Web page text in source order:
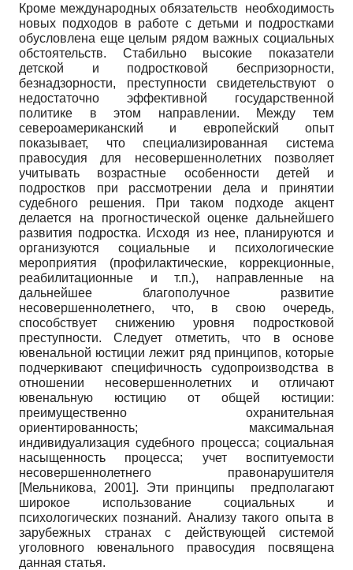
Кроме международных обязательств необходимость
новых подходов в работе с детьми и подростками
обусловлена еще целым рядом важных социальных
обстоятельств. Стабильно высокие показатели
детской и подростковой беспризорности,
безнадзорности, преступности свидетельствуют о
недостаточно эффективной государственной
политике в этом направлении. Между тем
североамериканский и европейский опыт
показывает, что специализированная система
правосудия для несовершеннолетних позволяет
учитывать возрастные особенности детей и
подростков при рассмотрении дела и принятии
судебного решения. При таком подходе акцент
делается на прогностической оценке дальнейшего
развития подростка. Исходя из нее, планируются и
организуются социальные и психологические
мероприятия (профилактические, коррекционные,
реабилитационные и т.п.), направленные на
дальнейшее благополучное развитие
несовершеннолетнего, что, в свою очередь,
способствует снижению уровня подростковой
преступности. Следует отметить, что в основе
ювенальной юстиции лежит ряд принципов, которые
подчеркивают специфичность судопроизводства в
отношении несовершеннолетних и отличают
ювенальную юстицию от общей юстиции:
преимущественно охранительная
ориентированность; максимальная
индивидуализация судебного процесса; социальная
насыщенность процесса; учет воспитуемости
несовершеннолетнего правонарушителя
[Мельникова, 2001]. Эти принципы предполагают
широкое использование социальных и
психологических познаний. Анализу такого опыта в
зарубежных странах с действующей системой
уголовного ювенального правосудия посвящена
данная статья.